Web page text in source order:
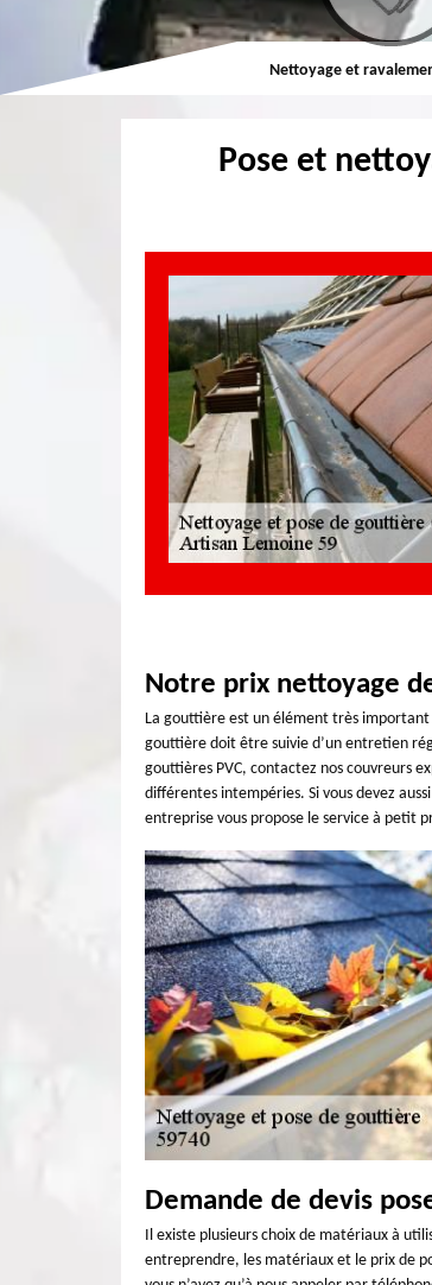
Couvreur Nettoyage et
Pose et
Notre prix nettoyage
La gouttière est un élément très
gouttière doit être suivie d’un entretien
gouttières PVC, contactez nos couvreurs
différentes intempéries. Si vous devez
entreprise vous propose le service à petit
Demande de devis
Il existe plusieurs choix de matériaux à
entreprendre, les matériaux et le prix de